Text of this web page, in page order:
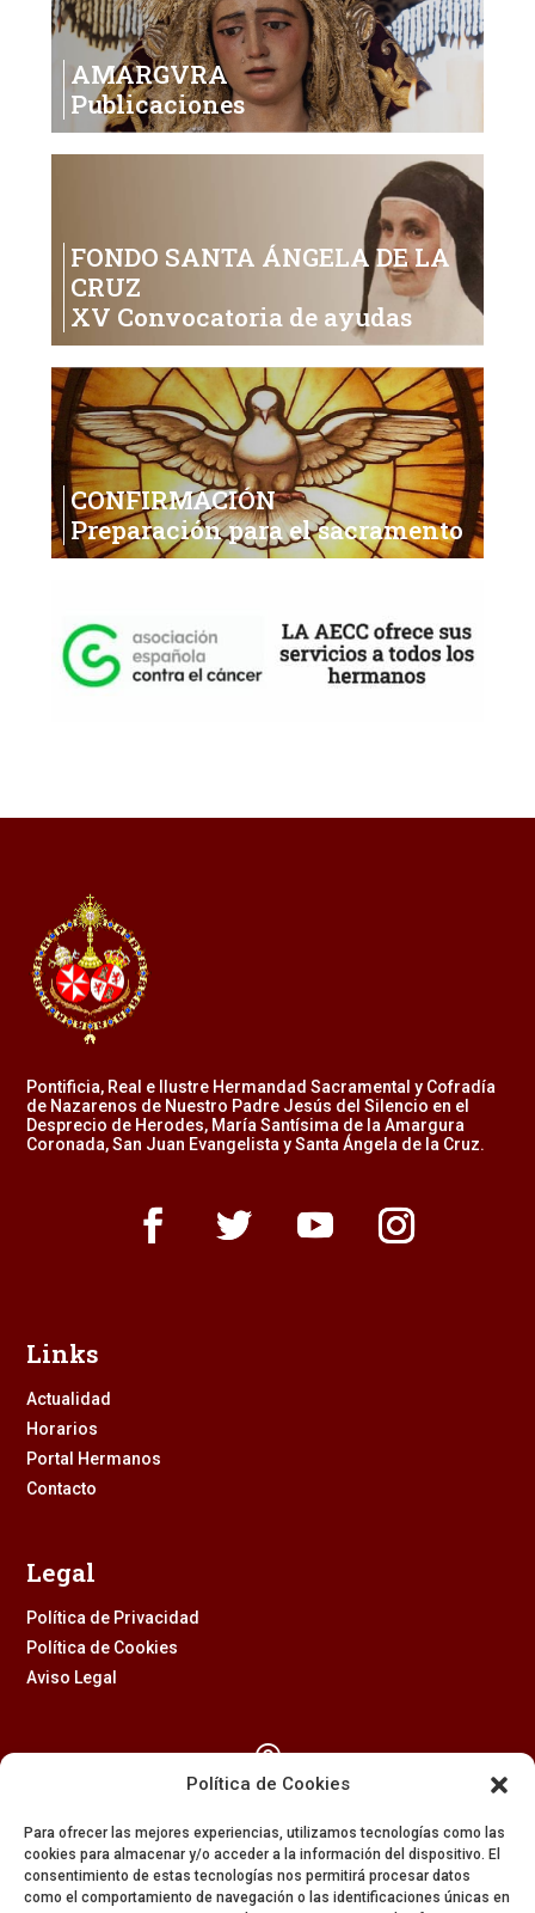
Política de Cookies
Para ofrecer las mejores experiencias, utilizamos tecnologías como las
cookies para almacenar y/o acceder a la información del dispositivo. El
consentimiento de estas tecnologías nos permitirá procesar datos
como el comportamiento de navegación o las identificaciones únicas en
AMARGVRA
Publicaciones
FONDO SANTA ÁNGELA DE LA
CRUZ
XV Convocatoria de ayudas
CONFIRMACIÓN
Preparación para el sacramento
Pontificia, Real e Ilustre Hermandad Sacramental y Cofradía
de Nazarenos de Nuestro Padre Jesús del Silencio en el
Desprecio de Herodes, María Santísima de la Amargura
Coronada, San Juan Evangelista y Santa Ángela de la Cruz.
Links
Actualidad
Horarios
Portal Hermanos
Contacto
Legal
Política de Privacidad
Política de Cookies
Aviso Legal

954 229 437
